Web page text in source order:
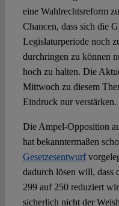
eine Wahlrechtsreform
Chancen, dass sich die
Legislaturperiode noch
durchringen zu können
hoch zu halten. Die
Mittwoch zu diesem
Eindruck nur verstärken.
Die Ampel-Opposition
hat bekanntermaßen
Gesetzesentwurf
dadurch lösen will, dass
299 auf 250 reduziert
sicherlich nicht der